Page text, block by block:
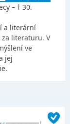
– † 30.
a literární
za literaturu. V
ve
jej